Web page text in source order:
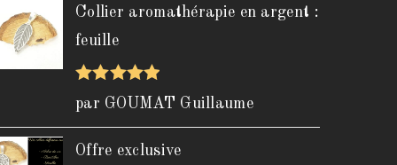
Collier aromathérapie en argent :
feuille
Note5sur
par GOUMAT Guillaume
Offre exclusive